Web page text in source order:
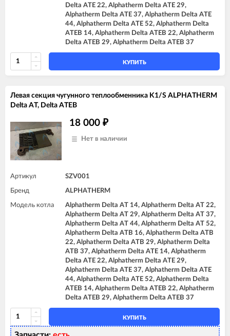
Delta ATE 22, Alphatherm Delta ATE 29,
Alphatherm Delta ATE 37, Alphatherm Delta ATE
44, Alphatherm Delta ATE 52, Alphatherm Delta
ATEB 14, Alphatherm Delta ATEB 22, Alphatherm
Delta ATEB 29, Alphatherm Delta ATEB 37
КУПИТЬ
Левая секция чугунного теплообменника K1/S ALPHATHERM
Delta AT, Delta ATEB
18 000 ₽
Нет в наличии
Артикул SZV001
Бренд ALPHATHERM
Модель котла
Alphatherm Delta AT 14, Alphatherm Delta AT 22,
Alphatherm Delta AT 29, Alphatherm Delta AT 37,
Alphatherm Delta AT 44, Alphatherm Delta AT 52,
Alphatherm Delta ATB 16, Alphatherm Delta ATB
22, Alphatherm Delta ATB 29, Alphatherm Delta
ATB 37, Alphatherm Delta ATE 14, Alphatherm
Delta ATE 22, Alphatherm Delta ATE 29,
Alphatherm Delta ATE 37, Alphatherm Delta ATE
44, Alphatherm Delta ATE 52, Alphatherm Delta
ATEB 14, Alphatherm Delta ATEB 22, Alphatherm
Delta ATEB 29, Alphatherm Delta ATEB 37
КУПИТЬ